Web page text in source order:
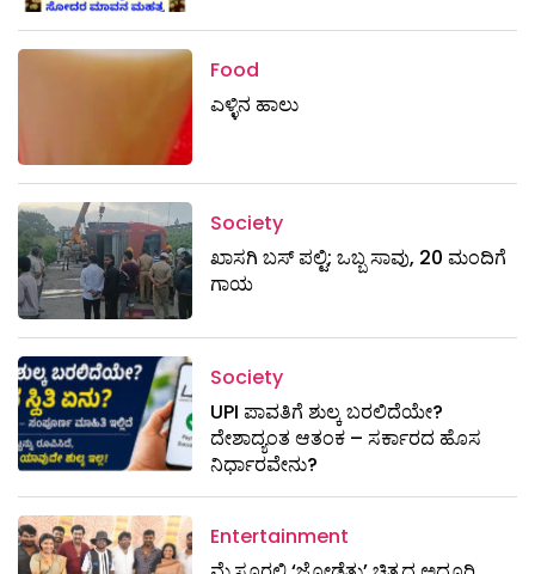
Food
ಎಳ್ಳಿನ ಹಾಲು
Society
ಖಾಸಗಿ ಬಸ್ ಪಲ್ಟಿ; ಒಬ್ಬ ಸಾವು, 20 ಮಂದಿಗೆ
ಗಾಯ
Society
UPI ಪಾವತಿಗೆ ಶುಲ್ಕ ಬರಲಿದೆಯೇ?
ದೇಶಾದ್ಯಂತ ಆತಂಕ – ಸರ್ಕಾರದ ಹೊಸ
ನಿರ್ಧಾರವೇನು?
Entertainment